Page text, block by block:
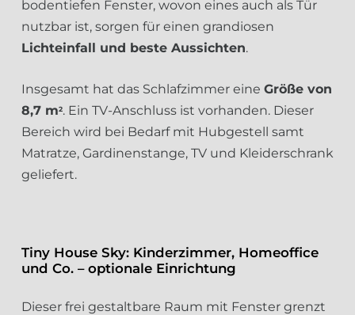
bodentiefen Fenster, wovon eines auch als Tür
nutzbar ist, sorgen für einen grandiosen
Lichteinfall und beste Aussichten.
Insgesamt hat das Schlafzimmer eine Größe von
8,7 m2. Ein TV-Anschluss ist vorhanden. Dieser
Bereich wird bei Bedarf mit Hubgestell samt
Matratze, Gardinenstange, TV und Kleiderschrank
geliefert.
Tiny House Sky: Kinderzimmer, Homeoffice
und Co. – optionale Einrichtung
Dieser frei gestaltbare Raum mit Fenster grenzt